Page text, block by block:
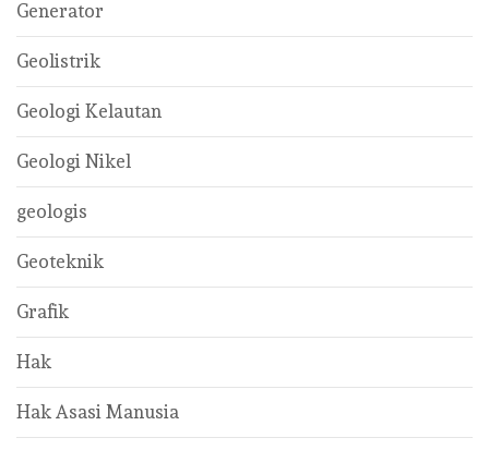
Generator
Geolistrik
Geologi Kelautan
Geologi Nikel
geologis
Geoteknik
Grafik
Hak
Hak Asasi Manusia